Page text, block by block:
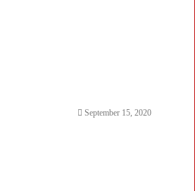
September 15, 2020